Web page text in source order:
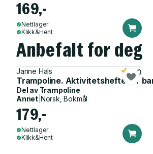
169,-
Nettlager
Klikk&Hent
Anbefalt for deg
Janne Hals
Trampoline. Aktivitetshefte for
5.0
Del av Trampoline
Annet Norsk, Bokmål
179,-
Nettlager
Klikk&Hent